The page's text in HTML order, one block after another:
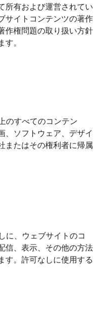
所有および運営されてい
サイトコンテンツの著作
作権問題の取り扱い方針
。
のすべてのコンテン
、ソフトウェア、デザイ
またはその権利者に帰属
に、ウェブサイトのコ
信、表示、その他の方法
す。許可なしに使用する